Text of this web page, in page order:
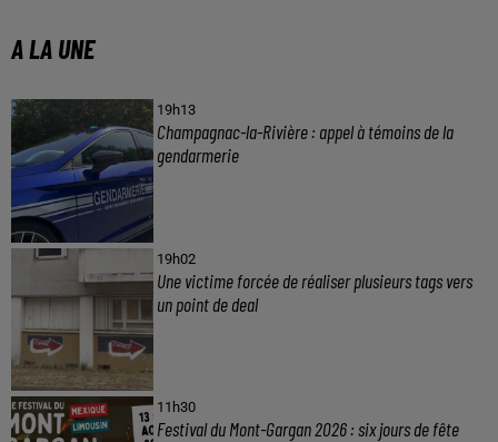
A LA UNE
19h13
Champagnac-la-Rivière : appel à témoins de la
gendarmerie
19h02
Une victime forcée de réaliser plusieurs tags vers
un point de deal
11h30
Festival du Mont-Gargan 2026 : six jours de fête